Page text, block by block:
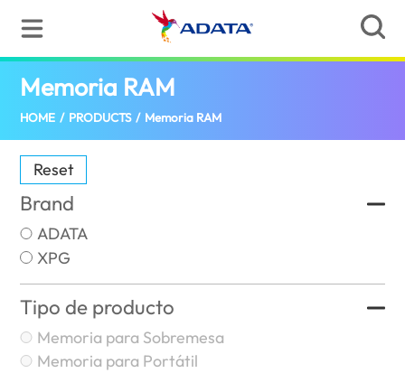
Memoria RAM
HOME / PRODUCTS / Memoria RAM
Reset
Brand
ADATA
XPG
Tipo de producto
Memoria para Sobremesa
Memoria para Portátil